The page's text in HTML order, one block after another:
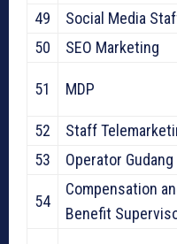
49
Social Media
50
SEO Marketing
51 MDP
52
Staff
53
Operator Gudang
54
Compensation
Benefit